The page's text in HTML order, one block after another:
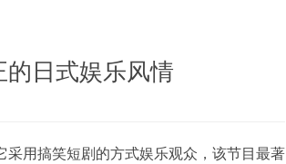
日式娱乐风情
用搞笑短剧的方式娱乐观众，该节目最著